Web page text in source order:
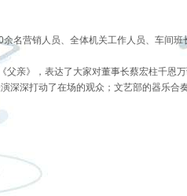
营销人员、全体机关工作人员、车间班
亲》，表达了大家对董事长蔡宏柱千恩
深打动了在场的观众；文艺部的器乐合